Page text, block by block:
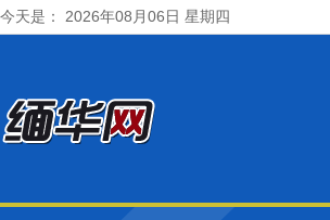
今天是： 2026年08月06日 星期四